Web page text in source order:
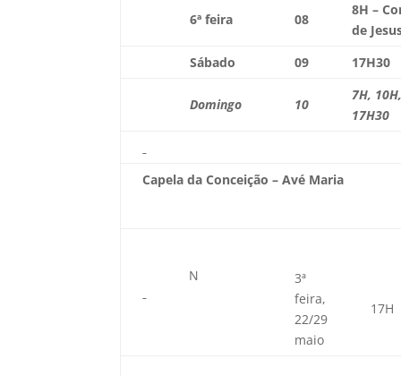
6ª feira 08
8H –
de
Sábado
09 17H30
Domingo 10
7H, 10H,
17H30
Capela da Conceição – Avé Maria
N
3ª
feira,
22/29
maio
17H